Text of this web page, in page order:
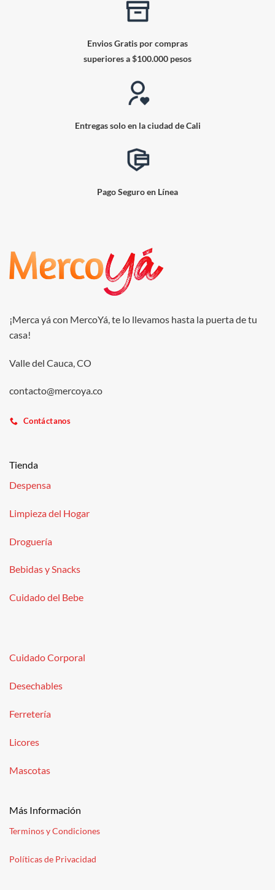
Envios Gratis por compras
superiores a $100.000 pesos
Entregas solo en la ciudad de Cali
Pago Seguro en Línea
¡Merca yá con MercoYá, te lo llevamos hasta la puerta de tu
casa!
Valle del Cauca, CO
contacto@mercoya.co
Contáctanos
Tienda
Despensa
Limpieza del Hogar
Droguería
Bebidas y Snacks
Cuidado del Bebe
Cuidado Corporal
Desechables
Ferretería
Licores
Mascotas
Más Información
Terminos y Condiciones
Políticas de Privacidad